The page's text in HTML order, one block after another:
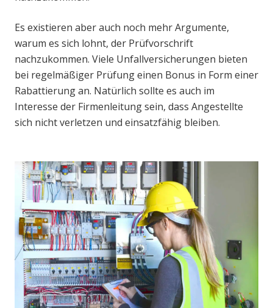
Es existieren aber auch noch mehr Argumente,
warum es sich lohnt, der Prüfvorschrift
nachzukommen. Viele Unfallversicherungen bieten
bei regelmäßiger Prüfung einen Bonus in Form einer
Rabattierung an. Natürlich sollte es auch im
Interesse der Firmenleitung sein, dass Angestellte
sich nicht verletzen und einsatzfähig bleiben.